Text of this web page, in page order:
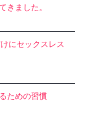
きました。
にセックスレス
ための習慣